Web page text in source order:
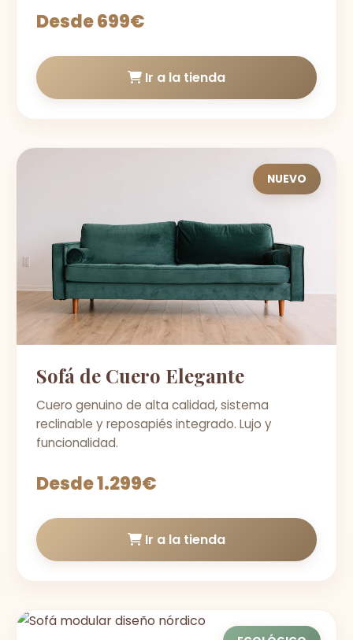
Desde 699€
Ir a la tienda
NUEVO
Sofá de Cuero Elegante
Cuero genuino de alta calidad, sistema
reclinable y reposapiés integrado. Lujo y
funcionalidad.
Desde 1.299€
Ir a la tienda